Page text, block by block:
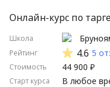
Онлайн-курс по
Школа
Рейтинг
Стоимость
Старт курса
4.6 5
44 900 ₽
В любое